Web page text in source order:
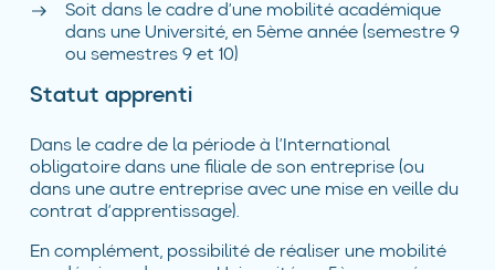
Soit dans le cadre d’une mobilité académique
dans une Université, en 5ème année (semestre 9
ou semestres 9 et 10)
Statut apprenti
Dans le cadre de la période à l’International
obligatoire dans une filiale de son entreprise (ou
dans une autre entreprise avec une mise en veille du
contrat d’apprentissage).
En complément, possibilité de réaliser une mobilité